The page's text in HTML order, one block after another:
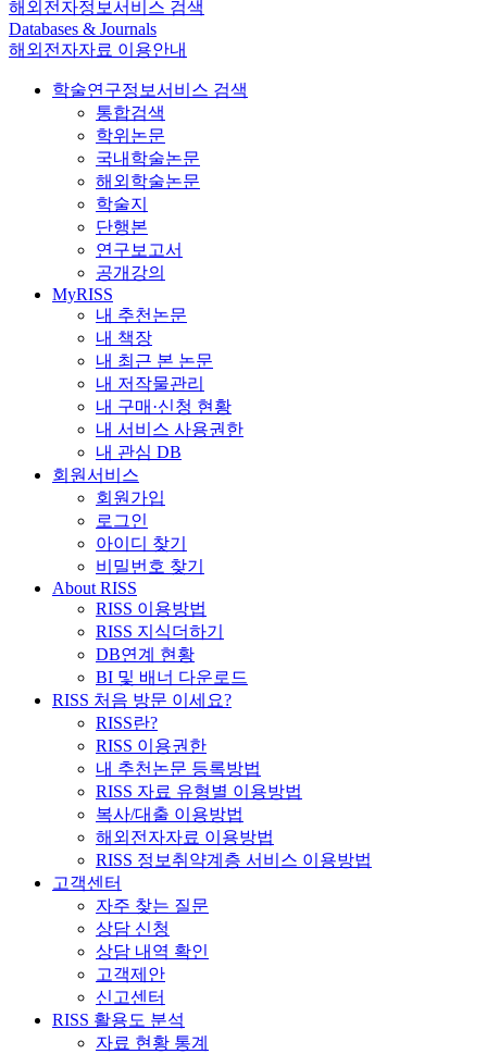
해외전자정보서비스 검색
Databases & Journals
해외전자자료 이용안내
학술연구정보서비스 검색
통합검색
학위논문
국내학술논문
해외학술논문
학술지
단행본
연구보고서
공개강의
MyRISS
내 추천논문
내 책장
내 최근 본 논문
내 저작물관리
내 구매·신청 현황
내 서비스 사용권한
내 관심 DB
회원서비스
회원가입
로그인
아이디 찾기
비밀번호 찾기
About RISS
RISS 이용방법
RISS 지식더하기
DB연계 현황
BI 및 배너 다운로드
RISS 처음 방문 이세요?
RISS란?
RISS 이용권한
내 추천논문 등록방법
RISS 자료 유형별 이용방법
복사/대출 이용방법
해외전자자료 이용방법
RISS 정보취약계층 서비스 이용방법
고객센터
자주 찾는 질문
상담 신청
상담 내역 확인
고객제안
신고센터
RISS 활용도 분석
자료 현황 통계